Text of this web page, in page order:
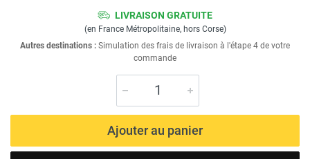
LIVRAISON GRATUITE
(en France Métropolitaine, hors Corse)
Autres destinations : Simulation des frais de livraison à l'étape 4 de votre
commande
Ajouter au panier